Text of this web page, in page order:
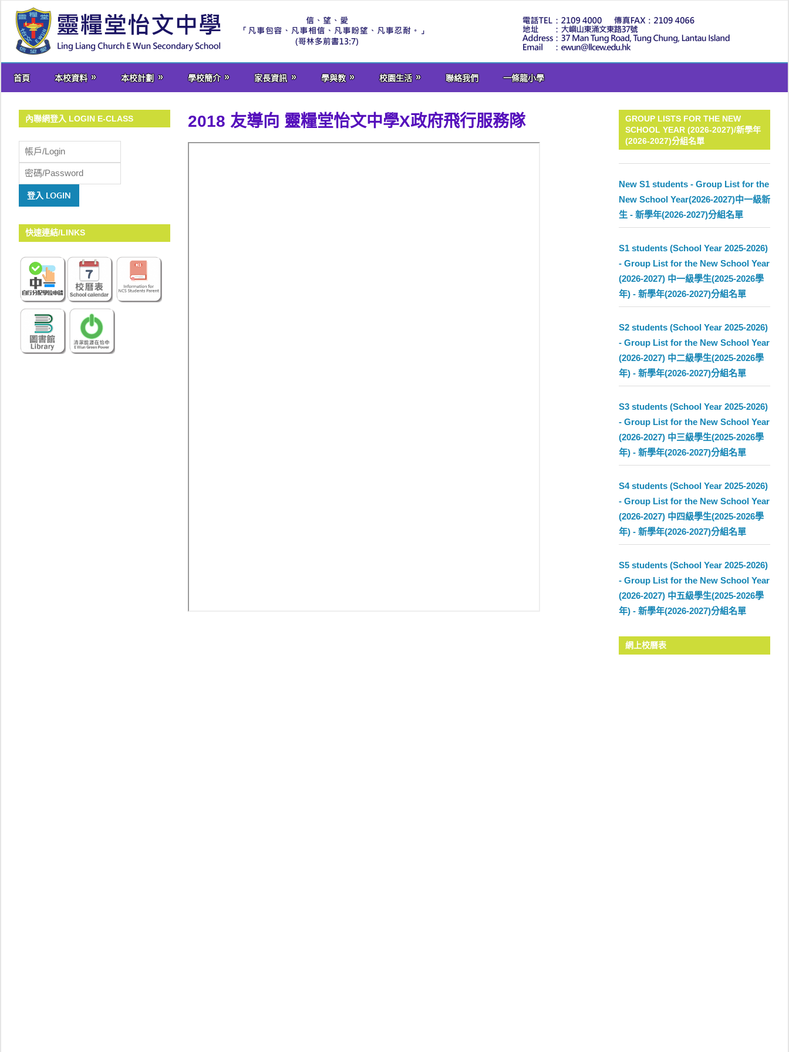
content
welcome
Secondary
School
首頁 本校資料 本校計劃 學校簡介 家長資訊 學與教 校園生活 聯絡我們 一條龍小學
2018 友導向 靈糧堂怡文中學X政府飛行服務隊
內聯網登入 LOGIN E-CLASS
快速連結/LINKS
GROUP LISTS FOR THE NEW
SCHOOL YEAR (2026-2027)/新學年
(2026-2027)分組名單
New S1 students - Group List for the
New School Year(2026-2027)中一級新
生 - 新學年(2026-2027)分組名單
S1 students (School Year 2025-2026)
- Group List for the New School Year
(2026-2027) 中一級學生(2025-2026學
年) - 新學年(2026-2027)分組名單
S2 students (School Year 2025-2026)
- Group List for the New School Year
(2026-2027) 中二級學生(2025-2026學
年) - 新學年(2026-2027)分組名單
S3 students (School Year 2025-2026)
- Group List for the New School Year
(2026-2027) 中三級學生(2025-2026學
年) - 新學年(2026-2027)分組名單
S4 students (School Year 2025-2026)
- Group List for the New School Year
(2026-2027) 中四級學生(2025-2026學
年) - 新學年(2026-2027)分組名單
S5 students (School Year 2025-2026)
- Group List for the New School Year
(2026-2027) 中五級學生(2025-2026學
年) - 新學年(2026-2027)分組名單
網上校曆表